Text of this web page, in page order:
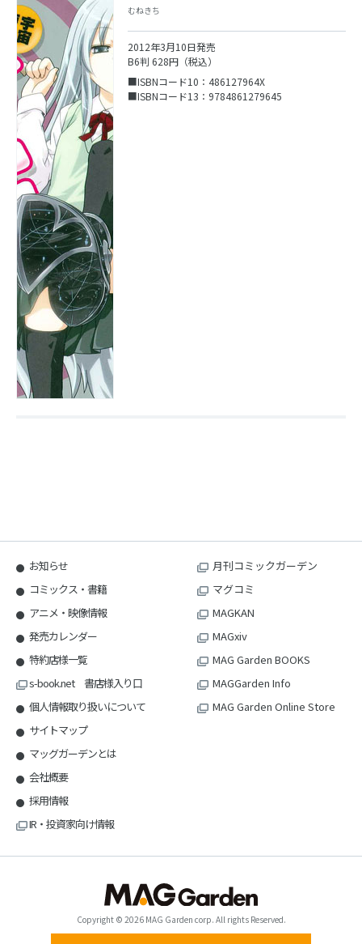
むねきち
2012年3月10日発売
B6判 628円（税込）
■ISBNコード10：486127964X
■ISBNコード13：9784861279645
お知らせ
コミックス・書籍
アニメ・映像情報
発売カレンダー
特約店様一覧
s-book.net 書店様入り口
個人情報取り扱いについて
サイトマップ
マッグガーデンとは
会社概要
採用情報
IR・投資家向け情報
月刊コミックガーデン
マグコミ
MAGKAN
MAGxiv
MAG Garden BOOKS
MAGGarden Info
MAG Garden Online Store
Copyright © 2026 MAG Garden corp. All rights Reserved.